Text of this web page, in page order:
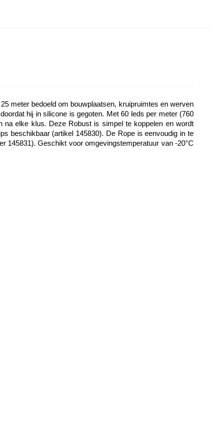
meter bedoeld om bouwplaatsen, kruipruimtes en werven
hij in silicone is gegoten. Met 60 leds per meter (760
elke klus. Deze Robust is simpel te koppelen en wordt
beschikbaar (artikel 145830). De Rope is eenvoudig in te
145831). Geschikt voor omgevingstemperatuur van -20°C